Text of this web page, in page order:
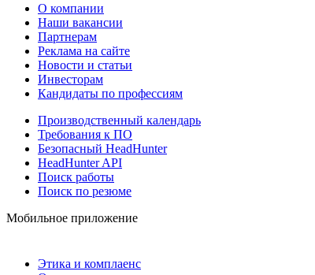
О компании
Наши вакансии
Партнерам
Реклама на сайте
Новости и статьи
Инвесторам
Кандидаты по профессиям
Производственный календарь
Требования к ПО
Безопасный HeadHunter
HeadHunter API
Поиск работы
Поиск по резюме
Мобильное приложение
Этика и комплаенс